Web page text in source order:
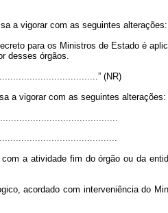
a vigorar com as seguintes alterações:
para os Ministros de Estado é
desses órgãos.
(NR)
a vigorar com as seguintes alterações:
a atividade fim do órgão ou da
acordado com interveniência do